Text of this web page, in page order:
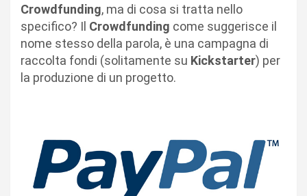
Crowdfunding, ma di cosa si tratta nello
specifico? Il Crowdfunding come suggerisce il
nome stesso della parola, è una campagna di
raccolta fondi (solitamente su Kickstarter) per
la produzione di un progetto.